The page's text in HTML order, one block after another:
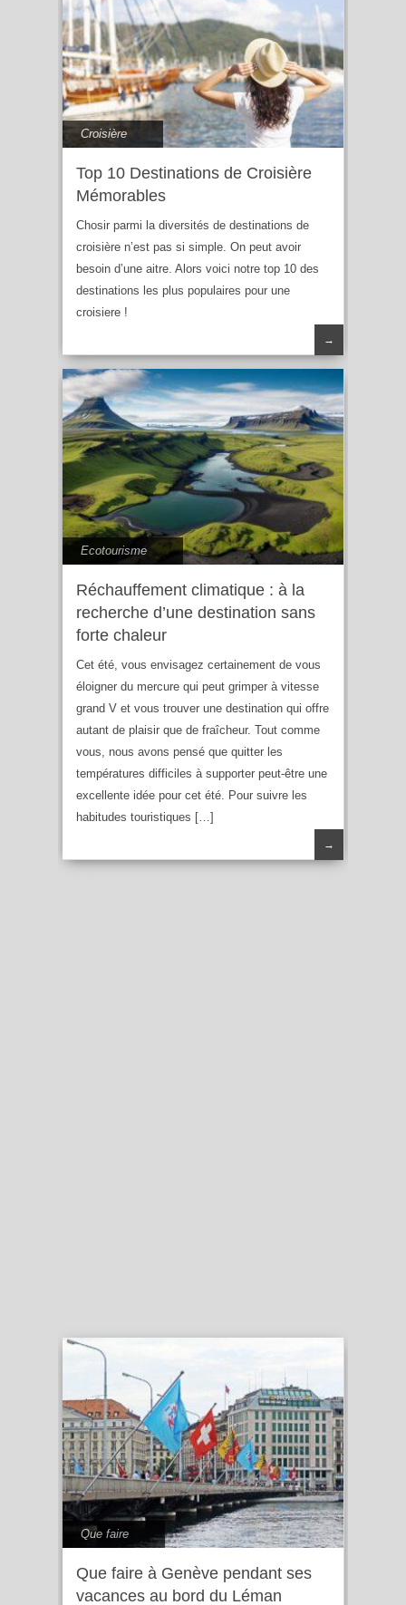
Croisière
Top 10 Destinations de Croisière
Mémorables
Chosir parmi la diversités de destinations de
croisière n’est pas si simple. On peut avoir
besoin d’une aitre. Alors voici notre top 10 des
destinations les plus populaires pour une
croisiere !
→
Ecotourisme
Réchauffement climatique : à la
recherche d’une destination sans
forte chaleur
Cet été, vous envisagez certainement de vous
éloigner du mercure qui peut grimper à vitesse
grand V et vous trouver une destination qui offre
autant de plaisir que de fraîcheur. Tout comme
vous, nous avons pensé que quitter les
températures difficiles à supporter peut-être une
excellente idée pour cet été. Pour suivre les
habitudes touristiques […]
→
Que faire
Que faire à Genève pendant ses
vacances au bord du Léman